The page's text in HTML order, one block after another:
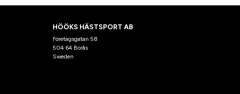
HÖÖKS HÄSTSPORT AB
Företagsgatan 58
504 64 Borås
Sweden